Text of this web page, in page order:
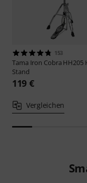
153
Tama Iron Cobra HH205
Stand
119 €
Vergleichen